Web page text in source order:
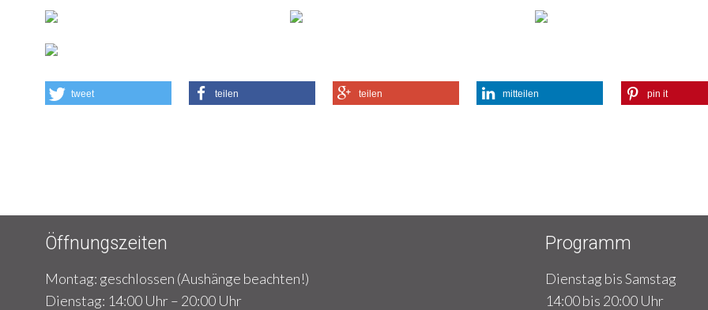
tweet teilen teilen mitteilen pin it
Öffnungszeiten
Montag: geschlossen (Aushänge beachten!)
Dienstag: 14:00 Uhr – 20:00 Uhr
Programm
Dienstag bis Samstag
14:00 bis 20:00 Uhr